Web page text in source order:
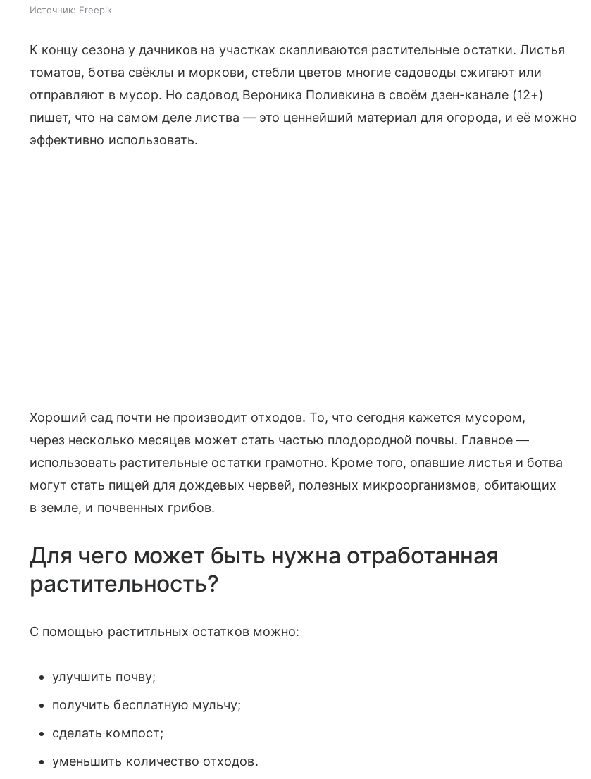
Источник: Freepik
К концу сезона у дачников на участках скапливаются растительные остатки. Листья
томатов, ботва свёклы и моркови, стебли цветов многие садоводы сжигают или
отправляют в мусор. Но садовод Вероника Поливкина в своём дзен-канале (12+)
пишет, что на самом деле листва — это ценнейший материал для огорода, и её можно
эффективно использовать.
Хороший сад почти не производит отходов. То, что сегодня кажется мусором,
через несколько месяцев может стать частью плодородной почвы. Главное —
использовать растительные остатки грамотно. Кроме того, опавшие листья и ботва
могут стать пищей для дождевых червей, полезных микроорганизмов, обитающих
в земле, и почвенных грибов.
Для чего может быть нужна отработанная
растительность?
С помощью раститльных остатков можно:
улучшить почву;
получить бесплатную мульчу;
сделать компост;
уменьшить количество отходов.